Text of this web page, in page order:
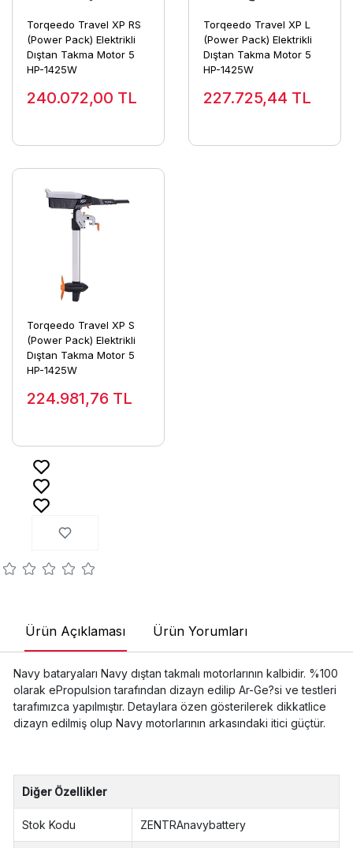
Torqeedo Travel XP RS
(Power Pack) Elektrikli
Dıştan Takma Motor 5
HP-1425W
240.072,00 TL
Torqeedo Travel XP L
(Power Pack) Elektrikli
Dıştan Takma Motor 5
HP-1425W
227.725,44 TL
Torqeedo Travel XP S
(Power Pack) Elektrikli
Dıştan Takma Motor 5
HP-1425W
224.981,76 TL
Ürün Açıklaması Ürün Yorumları
Navy bataryaları Navy dıştan takmalı motorlarının kalbidir. %100
olarak ePropulsion tarafından dizayn edilip Ar-Ge?si ve testleri
tarafımızca yapılmıştır. Detaylara özen gösterilerek dikkatlice
dizayn edilmiş olup Navy motorlarının arkasındaki itici güçtür.
Diğer Özellikler
Stok Kodu ZENTRAnavybattery